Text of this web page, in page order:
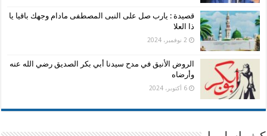
قصيدة : يارب صل على النبى المصطفى مادام وجهك باقيا يا
ذا العلا
2 نوفمبر، 2024
الروض الأنيق في مدح سيدنا أبي بكر الصديق رضي الله عنه
وأرضاه
6 أكتوبر، 2024